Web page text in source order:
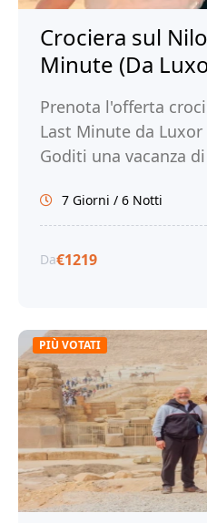
Crociera sul
Minute (Da
Prenota l'offerta
Last Minute da
Goditi una vacanza
7 Giorni / 6 Notti
Da€1219
PIÙ VOTATI